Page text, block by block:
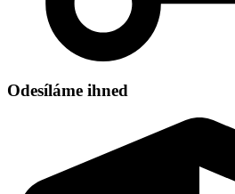
Odesíláme ihned